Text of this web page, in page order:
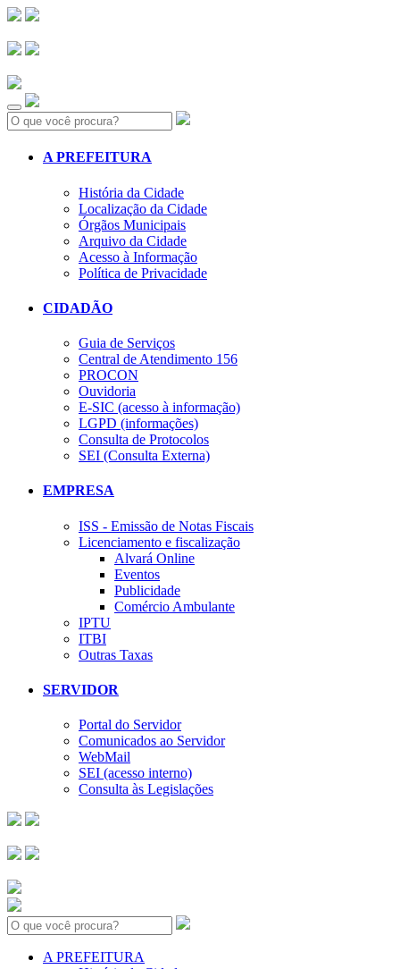
Search:
A PREFEITURA
História da Cidade
Localização da Cidade
Órgãos Municipais
Arquivo da Cidade
Acesso à Informação
Política de Privacidade
CIDADÃO
Guia de Serviços
Central de Atendimento 156
PROCON
Ouvidoria
E-SIC (acesso à informação)
LGPD (informações)
Consulta de Protocolos
SEI (Consulta Externa)
EMPRESA
ISS - Emissão de Notas Fiscais
Licenciamento e fiscalização
Alvará Online
Eventos
Publicidade
Comércio Ambulante
IPTU
ITBI
Outras Taxas
SERVIDOR
Portal do Servidor
Comunicados ao Servidor
WebMail
SEI (acesso interno)
Consulta às Legislações
Search:
A PREFEITURA